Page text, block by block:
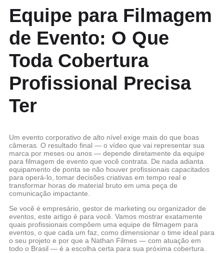
Equipe para Filmagem
de Evento: O Que
Toda Cobertura
Profissional Precisa
Ter
Um evento corporativo de alto nível exige mais do que boas
câmeras. O resultado final — o vídeo que vai representar sua
marca por meses ou anos — depende diretamente da equipe
para filmagem de evento que você contrata. De nada adianta
equipamento de ponta se não houver profissionais capacitados
para operá-lo, tomar decisões criativas em tempo real e
transformar horas de material bruto em uma peça de
comunicação impactante.
Se você é empresário, gestor de marketing ou organizador de
eventos, este artigo é para você. Vamos mostrar exatamente
quais profissionais compõem uma equipe de filmagem para
eventos , o que cada um faz, como dimensionar o time ideal para
o seu projeto e por que a Nathan Filmes — com atuação em
todo o Brasil — é a escolha certa para sua próxima cobertura.